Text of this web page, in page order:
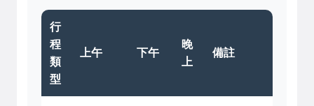
行
程
類
型
上午 下午
晚
上
備註